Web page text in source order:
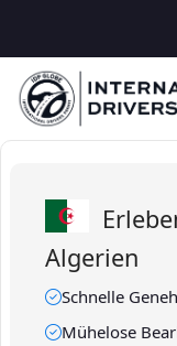
Algerien
Schnelle
Mühelose